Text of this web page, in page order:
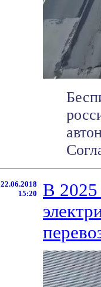
22.06.2018
15:20
В 2025